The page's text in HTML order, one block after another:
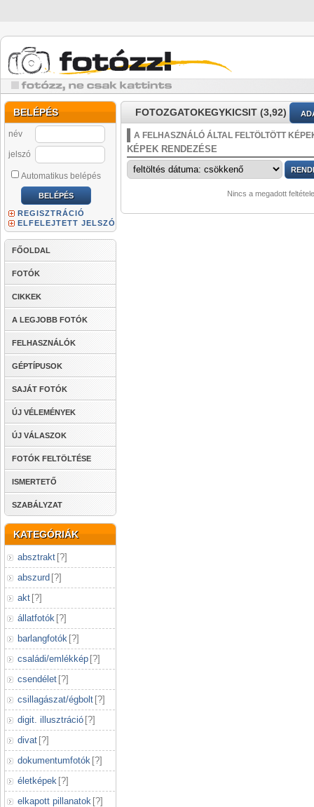
BELÉPÉS
név
jelszó
Automatikus belépés
REGISZTRÁCIÓ
ELFELEJTETT JELSZÓ
FŐOLDAL
FOTÓK
CIKKEK
A LEGJOBB FOTÓK
FELHASZNÁLÓK
GÉPTÍPUSOK
SAJÁT FOTÓK
ÚJ VÉLEMÉNYEK
ÚJ VÁLASZOK
FOTÓK FELTÖLTÉSE
ISMERTETŐ
SZABÁLYZAT
KATEGÓRIÁK
absztrakt [?]
abszurd [?]
akt [?]
állatfotók [?]
barlangfotók [?]
családi/emlékkép [?]
csendélet [?]
csillagászat/égbolt [?]
digit. illusztráció [?]
divat [?]
dokumentumfotók [?]
életképek [?]
elkapott pillanatok [?]
FOTOZGATOKEGYKICSIT (3,92)
A FELHASZNÁLÓ ÁLTAL FELTÖLTÖTT
KÉPEK RENDEZÉSE
Nincs a megadott